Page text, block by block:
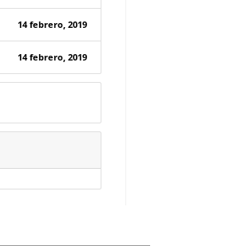
14 febrero, 2019
14 febrero, 2019